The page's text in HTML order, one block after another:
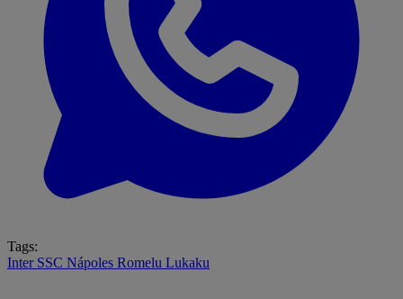
Tags:
Inter SSC Nápoles Romelu Lukaku